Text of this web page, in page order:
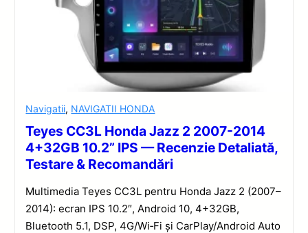
Navigatii, NAVIGATII HONDA
Teyes CC3L Honda Jazz 2 2007-2014
4+32GB 10.2” IPS — Recenzie Detaliată,
Testare & Recomandări
Multimedia Teyes CC3L pentru Honda Jazz 2 (2007–
2014): ecran IPS 10.2″, Android 10, 4+32GB,
Bluetooth 5.1, DSP, 4G/Wi‑Fi și CarPlay/Android Auto